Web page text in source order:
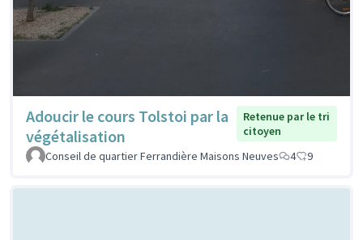
Adoucir le cours Tolstoi par la
végétalisation
Retenue par le tri
citoyen
Conseil de quartier Ferrandière Maisons Neuves
4 9